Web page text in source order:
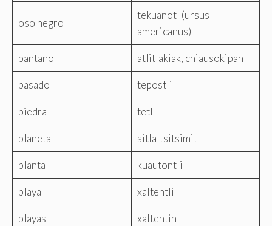
oso negro
tekuanotl (ursus
americanus)
pantano atlitlakiak, chiausokipan
pasado tepostli
piedra tetl
planeta sitlaltsitsimitl
planta kuautontli
playa xaltentli
playas xaltentin